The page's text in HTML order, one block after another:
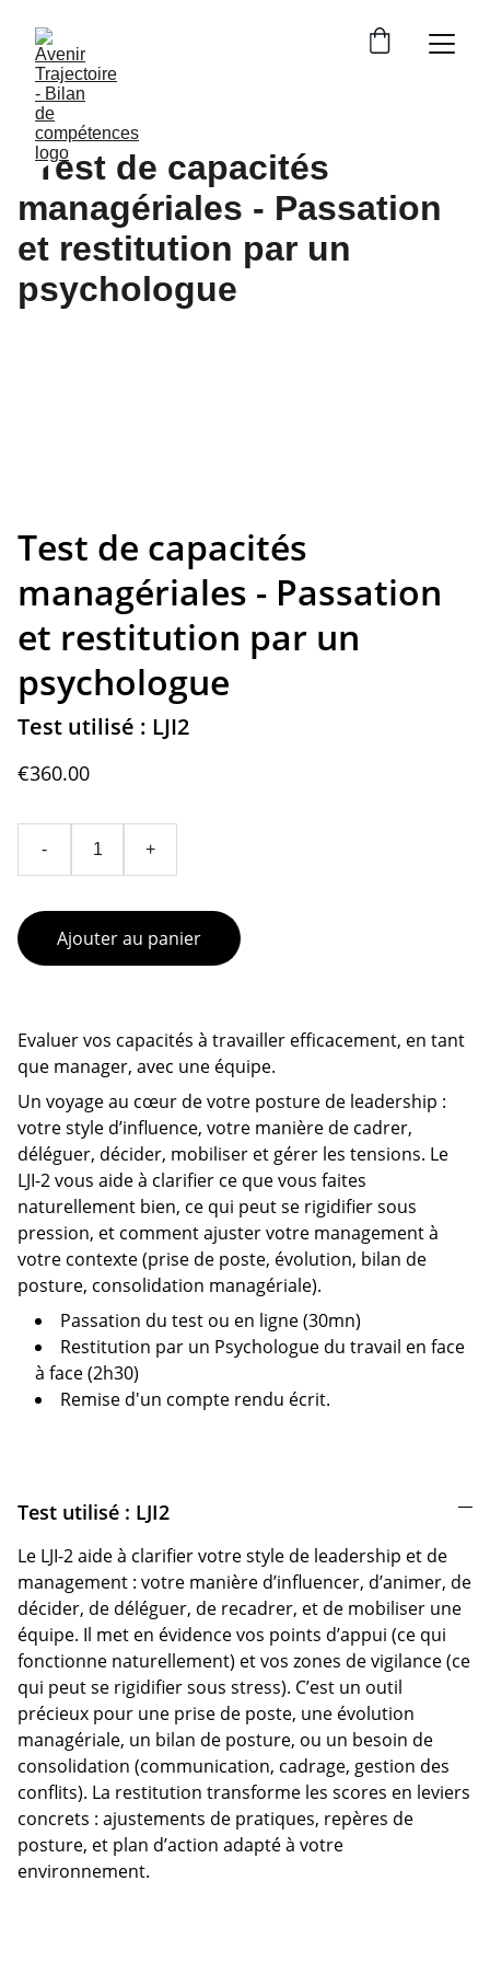
Test de capacités
managériales - Passation
et restitution par un
psychologue
Test utilisé : LJI2
€360.00
- +
Ajouter au panier
Evaluer vos capacités à travailler efficacement, en tant
que manager, avec une équipe.
Un voyage au cœur de votre posture de leadership :
votre style d’influence, votre manière de cadrer,
déléguer, décider, mobiliser et gérer les tensions. Le
LJI-2 vous aide à clarifier ce que vous faites
naturellement bien, ce qui peut se rigidifier sous
pression, et comment ajuster votre management à
votre contexte (prise de poste, évolution, bilan de
posture, consolidation managériale).
Passation du test ou en ligne (30mn)
Restitution par un Psychologue du travail en face
à face (2h30)
Remise d'un compte rendu écrit.
Test utilisé : LJI2
Le LJI-2 aide à clarifier votre style de leadership et de
management : votre manière d’influencer, d’animer, de
décider, de déléguer, de recadrer, et de mobiliser une
équipe. Il met en évidence vos points d’appui (ce qui
fonctionne naturellement) et vos zones de vigilance (ce
qui peut se rigidifier sous stress). C’est un outil
précieux pour une prise de poste, une évolution
managériale, un bilan de posture, ou un besoin de
consolidation (communication, cadrage, gestion des
conflits). La restitution transforme les scores en leviers
concrets : ajustements de pratiques, repères de
posture, et plan d’action adapté à votre
environnement.